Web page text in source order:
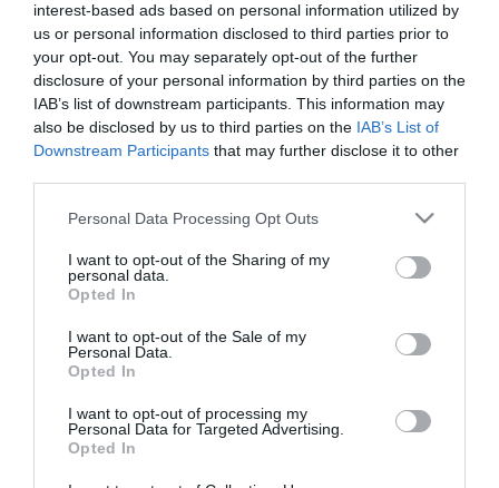
interest-based ads based on personal information utilized by
us or personal information disclosed to third parties prior to
your opt-out. You may separately opt-out of the further
disclosure of your personal information by third parties on the
IAB’s list of downstream participants. This information may
also be disclosed by us to third parties on the IAB’s List of
Downstream Participants that may further disclose it to other
Please note that this website/app uses one or more Google
not limited to your visit or usage behaviour. You may click to
grant or deny consent to Google and its third-party tags to
use your data for below specified purposes in below Google
consent section.
Personal Data Processing Opt Outs
I want to opt-out of the Sharing of my
personal data.
Opted In
I want to opt-out of the Sale of my
Personal Data.
Opted In
I want to opt-out of processing my
Personal Data for Targeted Advertising.
Opted In
14:26
Újabb két gyanúsítottat fogtak el a 600 milliós
ingatlanmaffia ügyében
Vizes Eb - Megvan az első magyar arany, a nyíltvízi úszó
Betlehem Dávid nyerte a kieséses versenyt
top cikkek:
Nem is olyan egészséges a népszerű banán?
top fórum témák:
Tanár Úr gyere, mindjárt lesz Lillád!
AZ IGAZSÁG SOHA NEM KÉSŐ
2022.05.10 21:07
JólVanna
Porvihar
2022.03.29 16:11
Mit szólsz? Ide minden baromságot...